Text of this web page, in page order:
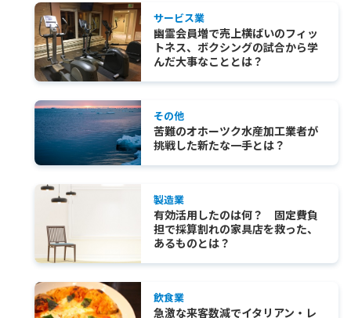
サービス業
幽霊会員増で売上横ばいのフィッ
トネス、ボクシングの試合から学
んだ大事なこととは？
その他
苦難のオホーツク水産加工業者が
挑戦した新たな一手とは？
製造業
有効活用したのは何？ 固定費負
担で採算割れの家具店を救った、
あるものとは？
飲食業
急激な来客数減でイタリアン・レ